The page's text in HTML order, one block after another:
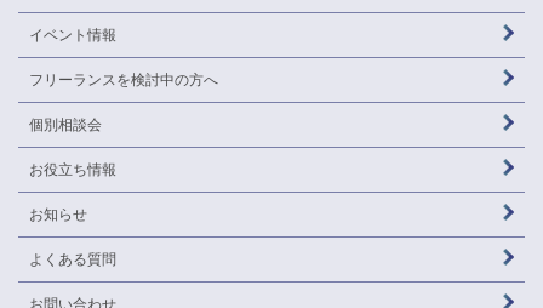
イベント情報
フリーランスを検討中の方へ
個別相談会
お役立ち情報
お知らせ
よくある質問
お問い合わせ